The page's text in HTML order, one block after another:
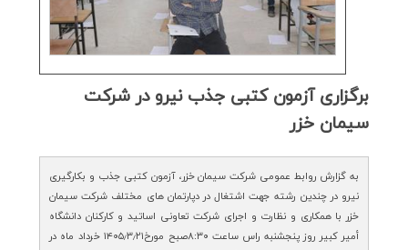
برگزاری آزمون كتبی جذب نیرو در شركت
سیمان خزر
به گزارش روابط عمومی شرکت سیمان خزر، آزمون کتبی جذب و بکارگیری
نیرو در چندین رشته جهت اشتغال در دپارتمان های مختلف شرکت سیمان
خزر با همکاری و نظارت و اجرای شرکت تعاونی اساتید و کارکنان دانشگاه
أمیر کبیر روز پنجشنبه راس ساعت ۸:۳۰صبح مورخ۱۴۰۵٫۳٫۲۱ خرداد ماه در